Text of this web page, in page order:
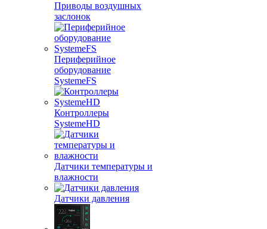
Приводы воздушных
заслонок
Периферийное
оборудование
SystemeFS
Контроллеры
SystemeHD
Датчики температуры и
влажности
Датчики давления